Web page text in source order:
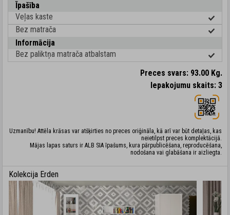
Īpašība
Veļas kaste
Bez matrača
Informācija
Bez paliktņa matrača atbalstam
Preces svars: 93.00 Kg.
Iepakojumu skaits: 3
Uzmanību! Attēla krāsas var atšķirties no preces oriģināla, kā arī var būt detaļas, kas
neietilpst preces komplektācijā.
Mājas lapas saturs ir ALB SIA īpašums, kura pārpublicēšana, reproducēšana,
nodošana vai glabāšana ir aizliegta.
Kolekcija Erden